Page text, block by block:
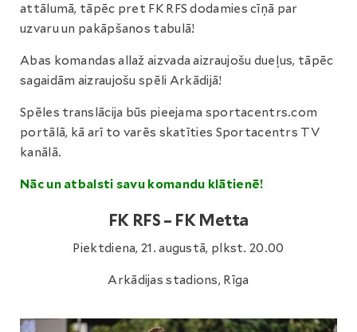
attālumā, tāpēc pret FK RFS dodamies cīņā par
uzvaru un pakāpšanos tabulā!
Abas komandas allaž aizvada aizraujošu dueļus, tāpēc
sagaidām aizraujošu spēli Arkādijā!
Spēles translācija būs pieejama sportacentrs.com
portālā, kā arī to varēs skatīties Sportacentrs TV
kanālā.
Nāc un atbalsti savu komandu klātienē!
FK RFS – FK Metta
Piektdiena, 21. augustā, plkst. 20.00
Arkādijas stadions, Rīga